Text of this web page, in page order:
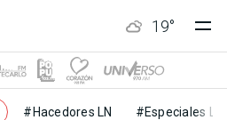
19°
#Hacedores LN #Especiales LN